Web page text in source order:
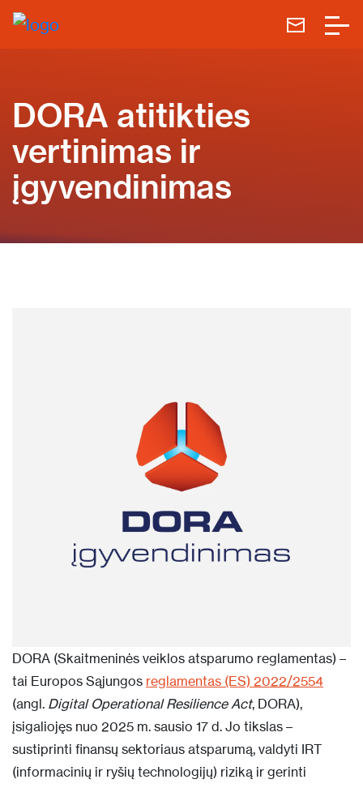
DORA atitikties
vertinimas ir
įgyvendinimas
DORA (Skaitmeninės veiklos atsparumo reglamentas) –
tai Europos Sąjungos reglamentas (ES) 2022/2554
(angl. Digital Operational Resilience Act, DORA),
įsigaliojęs nuo 2025 m. sausio 17 d. Jo tikslas –
sustiprinti finansų sektoriaus atsparumą, valdyti IRT
(informacinių ir ryšių technologijų) riziką ir gerinti